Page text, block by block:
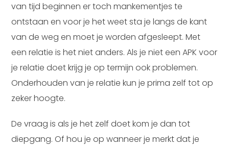
van tijd beginnen er toch mankementjes te
ontstaan en voor je het weet sta je langs de kant
van de weg en moet je worden afgesleept. Met
een relatie is het niet anders. Als je niet een APK voor
je relatie doet krijg je op termijn ook problemen.
Onderhouden van je relatie kun je prima zelf tot op
zeker hoogte.
De vraag is als je het zelf doet kom je dan tot
diepgang. Of hou je op wanneer je merkt dat je